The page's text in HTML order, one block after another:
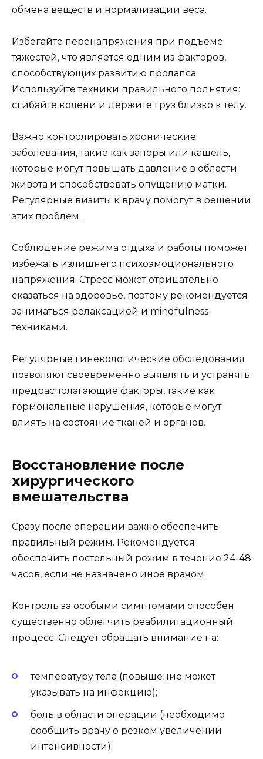
обмена веществ и нормализации веса.
Избегайте перенапряжения при подъеме
тяжестей, что является одним из факторов,
способствующих развитию пролапса.
Используйте техники правильного поднятия:
сгибайте колени и держите груз близко к телу.
Важно контролировать хронические
заболевания, такие как запоры или кашель,
которые могут повышать давление в области
живота и способствовать опущению матки.
Регулярные визиты к врачу помогут в решении
этих проблем.
Соблюдение режима отдыха и работы поможет
избежать излишнего психоэмоционального
напряжения. Стресс может отрицательно
сказаться на здоровье, поэтому рекомендуется
заниматься релаксацией и mindfulness-
техниками.
Регулярные гинекологические обследования
позволяют своевременно выявлять и устранять
предрасполагающие факторы, такие как
гормональные нарушения, которые могут
влиять на состояние тканей и органов.
Восстановление после
хирургического
вмешательства
Сразу после операции важно обеспечить
правильный режим. Рекомендуется
обеспечить постельный режим в течение 24-48
часов, если не назначено иное врачом.
Контроль за особыми симптомами способен
существенно облегчить реабилитационный
процесс. Следует обращать внимание на:
температуру тела (повышение может
указывать на инфекцию);
боль в области операции (необходимо
сообщить врачу о резком увеличении
интенсивности);